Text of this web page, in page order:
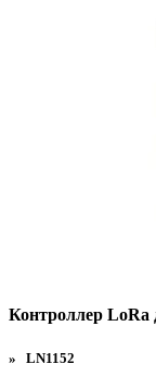
Контроллер
» LN1152